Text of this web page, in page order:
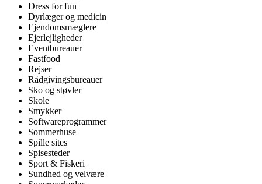
Dress for fun
Dyrlæger og medicin
Ejendomsmæglere
Ejerlejligheder
Eventbureauer
Fastfood
Rejser
Rådgivingsbureauer
Sko og støvler
Skole
Smykker
Softwareprogrammer
Sommerhuse
Spille sites
Spisesteder
Sport & Fiskeri
Sundhed og velvære